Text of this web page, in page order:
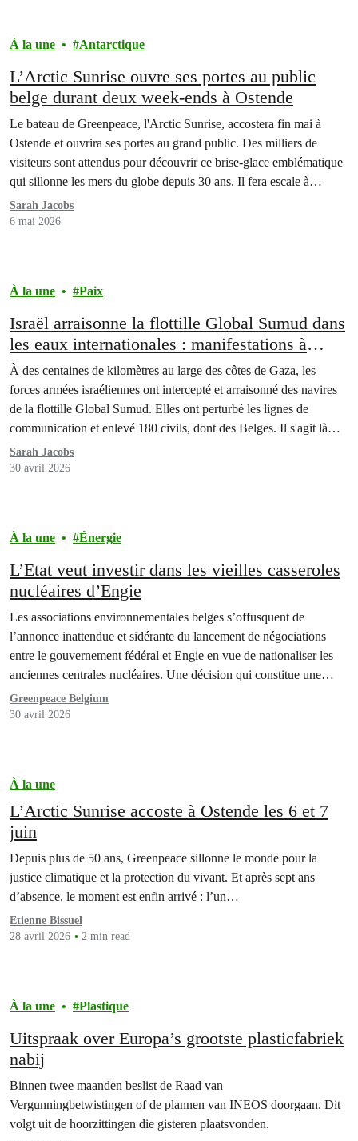
À la une Antarctique
L’Arctic Sunrise ouvre ses portes au public
belge durant deux week-ends à Ostende
Le bateau de Greenpeace, l'Arctic Sunrise, accostera fin mai à
Ostende et ouvrira ses portes au grand public. Des milliers de
visiteurs sont attendus pour découvrir ce brise-glace emblématique
qui sillonne les mers du globe depuis 30 ans. Il fera escale à
Ostende le dernier week-end de mai et le premier de juin.
Sarah Jacobs
6 mai 2026
À la une Paix
Israël arraisonne la flottille Global Sumud dans
les eaux internationales : manifestations à
Bruxelles, Gand et Anvers
À des centaines de kilomètres au large des côtes de Gaza, les
forces armées israéliennes ont intercepté et arraisonné des navires
de la flottille Global Sumud. Elles ont perturbé les lignes de
communication et enlevé 180 civils, dont des Belges. Il s'agit là
d'un nouveau précédent de piraterie dans les eaux internationales.
Sarah Jacobs
30 avril 2026
À la une Énergie
L’Etat veut investir dans les vieilles casseroles
nucléaires d’Engie
Les associations environnementales belges s’offusquent de
l’annonce inattendue et sidérante du lancement de négociations
entre le gouvernement fédéral et Engie en vue de nationaliser les
anciennes centrales nucléaires. Une décision qui constitue une
mauvaise nouvelle à la fois pour la transition énergétique, le climat,
mais aussi pour le contribuable.
Greenpeace Belgium
30 avril 2026
À la une
L’Arctic Sunrise accoste à Ostende les 6 et 7
juin
Depuis plus de 50 ans, Greenpeace sillonne le monde pour la
justice climatique et la protection du vivant. Et après sept ans
d’absence, le moment est enfin arrivé : l’un…
Etienne Bissuel
28 avril 2026
2 min read
À la une Plastique
Uitspraak over Europa’s grootste plasticfabriek
nabij
Binnen twee maanden beslist de Raad van
Vergunningbetwistingen of de plannen van INEOS doorgaan. Dit
volgt uit de hoorzittingen die gisteren plaatsvonden.